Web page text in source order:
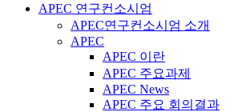
APEC 연구컨소시엄
APEC연구컨소시엄 소개
APEC
APEC 이란
APEC 주요과제
APEC News
APEC 주요 회의결과